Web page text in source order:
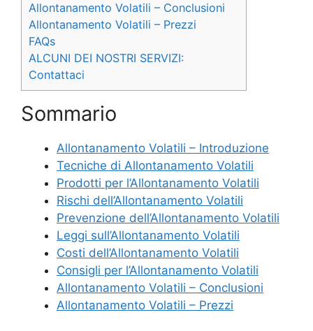
Allontanamento Volatili – Conclusioni
Allontanamento Volatili – Prezzi
FAQs
ALCUNI DEI NOSTRI SERVIZI:
Contattaci
Sommario
Allontanamento Volatili – Introduzione
Tecniche di Allontanamento Volatili
Prodotti per l’Allontanamento Volatili
Rischi dell’Allontanamento Volatili
Prevenzione dell’Allontanamento Volatili
Leggi sull’Allontanamento Volatili
Costi dell’Allontanamento Volatili
Consigli per l’Allontanamento Volatili
Allontanamento Volatili – Conclusioni
Allontanamento Volatili – Prezzi